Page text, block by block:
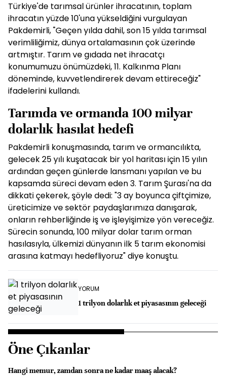
Türkiye'de tarımsal ürünler ihracatının, toplam
ihracatın yüzde 10'una yükseldiğini vurgulayan
Pakdemirli, "Geçen yılda dahil, son 15 yılda tarımsal
verimliliğimiz, dünya ortalamasının çok üzerinde
artmıştır. Tarım ve gıdada net ihracatçı
konumumuzu önümüzdeki, 11. Kalkınma Planı
döneminde, kuvvetlendirerek devam ettireceğiz"
ifadelerini kullandı.
Tarımda ve ormanda 100 milyar
dolarlık hasılat hedefi
Pakdemirli konuşmasında, tarım ve ormancılıkta,
gelecek 25 yılı kuşatacak bir yol haritası için 15 yılın
ardından geçen günlerde lansmanı yapılan ve bu
kapsamda süreci devam eden 3. Tarım Şurası'na da
dikkati çekerek, şöyle dedi: "3 ay boyunca çiftçimize,
üreticimize ve sektör paydaşlarımıza danışarak,
onların rehberliğinde iş ve işleyişimize yön vereceğiz.
Sürecin sonunda, 100 milyar dolar tarım orman
hasılasıyla, ülkemizi dünyanın ilk 5 tarım ekonomisi
arasına katmayı hedefliyoruz" diye konuştu.
YORUM
1 trilyon dolarlık et piyasasının geleceği
Öne Çıkanlar
Hangi memur, zamdan sonra ne kadar maaş alacak?